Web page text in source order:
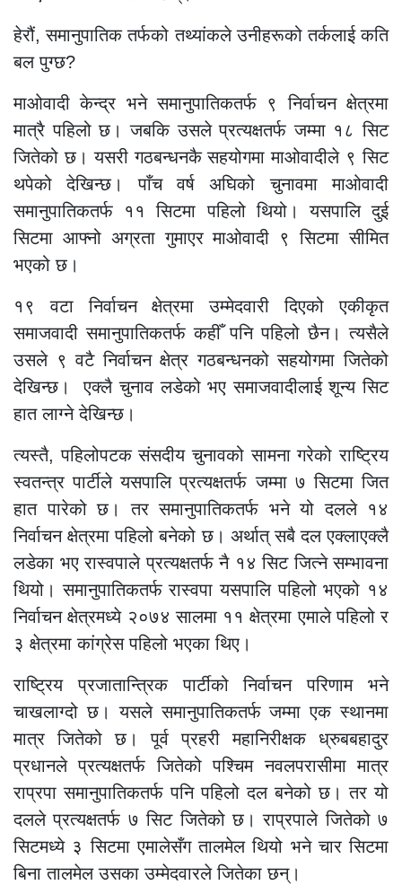
हेरौं, समानुपातिक तर्फको तथ्यांकले उनीहरूको तर्कलाई कति
बल पुग्छ?
माओवादी केन्द्र भने समानुपातिकतर्फ ९ निर्वाचन क्षेत्रमा
मात्रै पहिलो छ। जबकि उसले प्रत्यक्षतर्फ जम्मा १८ सिट
जितेको छ। यसरी गठबन्धनकै सहयोगमा माओवादीले ९ सिट
थपेको देखिन्छ। पाँच वर्ष अघिको चुनावमा माओवादी
समानुपातिकतर्फ ११ सिटमा पहिलो थियो। यसपालि दुई
सिटमा आफ्नो अग्रता गुमाएर माओवादी ९ सिटमा सीमित
भएको छ।
१९ वटा निर्वाचन क्षेत्रमा उम्मेदवारी दिएको एकीकृत
समाजवादी समानुपातिकतर्फ कहीँ पनि पहिलो छैन। त्यसैले
उसले ९ वटै निर्वाचन क्षेत्र गठबन्धनको सहयोगमा जितेको
देखिन्छ। एक्लै चुनाव लडेको भए समाजवादीलाई शून्य सिट
हात लाग्ने देखिन्छ।
त्यस्तै, पहिलोपटक संसदीय चुनावको सामना गरेको राष्ट्रिय
स्वतन्त्र पार्टीले यसपालि प्रत्यक्षतर्फ जम्मा ७ सिटमा जित
हात पारेको छ। तर समानुपातिकतर्फ भने यो दलले १४
निर्वाचन क्षेत्रमा पहिलो बनेको छ। अर्थात् सबै दल एक्लाएक्लै
लडेका भए रास्वपाले प्रत्यक्षतर्फ नै १४ सिट जित्ने सम्भावना
थियो। समानुपातिकतर्फ रास्वपा यसपालि पहिलो भएको १४
निर्वाचन क्षेत्रमध्ये २०७४ सालमा ११ क्षेत्रमा एमाले पहिलो र
३ क्षेत्रमा कांग्रेस पहिलो भएका थिए।
राष्ट्रिय प्रजातान्त्रिक पार्टीको निर्वाचन परिणाम भने
चाखलाग्दो छ। यसले समानुपातिकतर्फ जम्मा एक स्थानमा
मात्र जितेको छ। पूर्व प्रहरी महानिरीक्षक ध्रुबबहादुर
प्रधानले प्रत्यक्षतर्फ जितेको पश्चिम नवलपरासीमा मात्र
राप्रपा समानुपातिकतर्फ पनि पहिलो दल बनेको छ। तर यो
दलले प्रत्यक्षतर्फ ७ सिट जितेको छ। राप्रपाले जितेको ७
सिटमध्ये ३ सिटमा एमालेसँग तालमेल थियो भने चार सिटमा
बिना तालमेल उसका उम्मेदवारले जितेका छन्।